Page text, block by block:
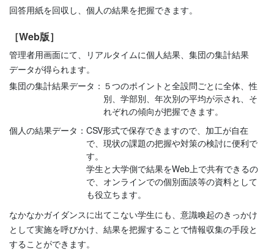
回答用紙を回収し、個人の結果を把握できます。
［Web版］
管理者用画面にて、リアルタイムに個人結果、集団の集計結果
データが得られます。
集団の集計結果データ： ５つのポイントと全設問ごとに全体、性
別、学部別、年次別の平均が示され、そ
れぞれの傾向が把握できます。
個人の結果データ： CSV形式で保存できますので、加工が自在
で、現状の課題の把握や対策の検討に便利で
す。
学生と大学側で結果をWeb上で共有できるの
で、オンラインでの個別面談等の資料として
も役立ちます。
なかなかガイダンスに出てこない学生にも、意識喚起のきっかけ
として実施を呼びかけ、結果を把握することで情報収集の手段と
することができます。